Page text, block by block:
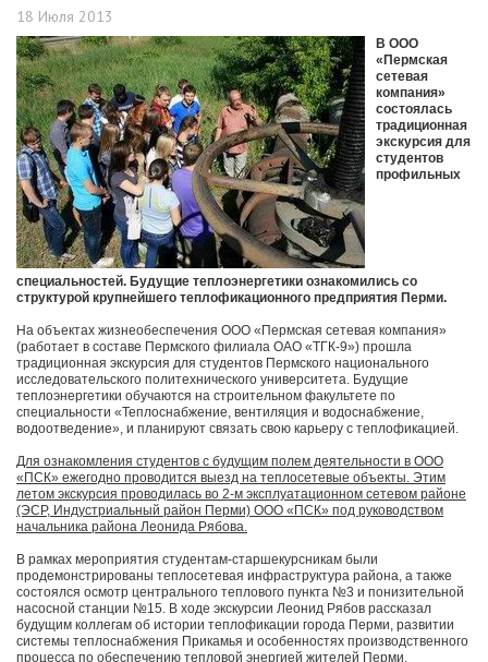
18 Июля 2013
В ООО
«Пермская
сетевая
компания»
состоялась
традиционная
экскурсия для
студентов
профильных
специальностей. Будущие теплоэнергетики ознакомились со
структурой крупнейшего теплофикационного предприятия Перми.
На объектах жизнеобеспечения ООО «Пермская сетевая компания»
(работает в составе Пермского филиала ОАО «ТГК-9») прошла
традиционная экскурсия для студентов Пермского национального
исследовательского политехнического университета. Будущие
теплоэнергетики обучаются на строительном факультете по
специальности «Теплоснабжение, вентиляция и водоснабжение,
водоотведение», и планируют связать свою карьеру с теплофикацией.
Для ознакомления студентов с будущим полем деятельности в ООО
«ПСК» ежегодно проводится выезд на теплосетевые объекты. Этим
летом экскурсия проводилась во 2-м эксплуатационном сетевом районе
(ЭСР, Индустриальный район Перми) ООО «ПСК» под руководством
начальника района Леонида Рябова.
В рамках мероприятия студентам-старшекурсникам были
продемонстрированы теплосетевая инфраструктура района, а также
состоялся осмотр центрального теплового пункта №3 и понизительной
насосной станции №15. В ходе экскурсии Леонид Рябов рассказал
будущим коллегам об истории теплофикации города Перми, развитии
системы теплоснабжения Прикамья и особенностях производственного
процесса по обеспечению тепловой энергией жителей Перми.